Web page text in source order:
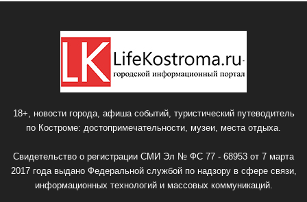
18+, новости города, афиша событий, туристический путеводитель
по Костроме: достопримечательности, музеи, места отдыха.
Свидетельство о регистрации СМИ Эл № ФС 77 - 68953 от 7 марта
2017 года выдано Федеральной службой по надзору в сфере связи,
информационных технологий и массовых коммуникаций.